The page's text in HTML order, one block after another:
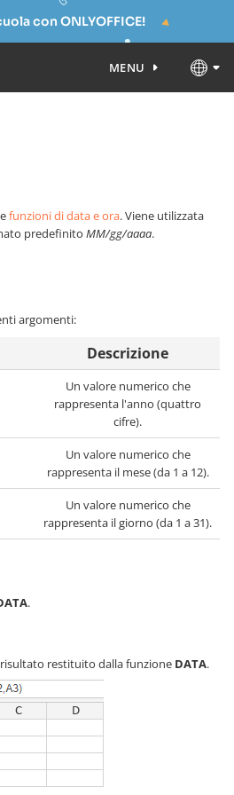
con ONLYOFFICE!
MENU
funzioni di data e ora. Viene utilizzata
predefinito MM/gg/aaaa.
argomenti:
Descrizione
Un valore numerico che
rappresenta l'anno (quattro
cifre).
Un valore numerico che
rappresenta il mese (da 1 a 12).
Un valore numerico che
rappresenta il giorno (da 1 a 31).
.
restituito dalla funzione DATA.